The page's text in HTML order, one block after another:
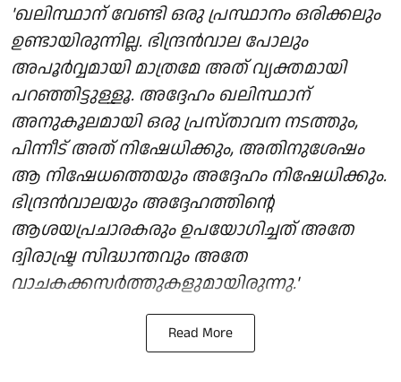
'ഖലിസ്ഥാന് വേണ്ടി ഒരു പ്രസ്ഥാനം ഒരിക്കലും
ഉണ്ടായിരുന്നില്ല. ഭിന്ദ്രൻവാല പോലും
അപൂർവ്വമായി മാത്രമേ അത് വ്യക്തമായി
പറഞ്ഞിട്ടുള്ളൂ. അദ്ദേഹം ഖലിസ്ഥാന്
അനുകൂലമായി ഒരു പ്രസ്താവന നടത്തും,
പിന്നീട് അത് നിഷേധിക്കും, അതിനുശേഷം
ആ നിഷേധത്തെയും അദ്ദേഹം നിഷേധിക്കും.
ഭിന്ദ്രൻവാലയും അദ്ദേഹത്തിന്റെ
ആശയപ്രചാരകരും ഉപയോഗിച്ചത് അതേ
ദ്വിരാഷ്ട്ര സിദ്ധാന്തവും അതേ
വാചകക്കസർത്തുകളുമായിരുന്നു.'
Read More